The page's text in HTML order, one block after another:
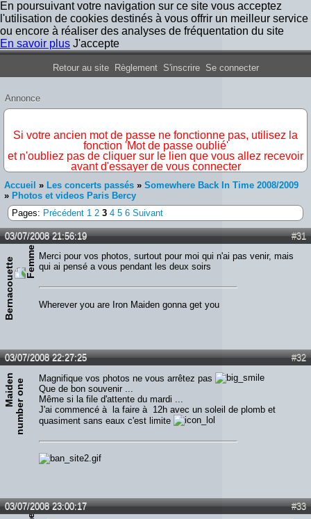
En poursuivant votre navigation sur ce site vous acceptez
l'utilisation de cookies destinés à vous offrir un meilleur service
ou encore à réaliser des analyses de fréquentation du site
En savoir plus J'accepte
Forum Iron Maiden France
Retour au site Règlement S'inscrire Se connecter
Annonce
Si votre ancien mot de passe ne fonctionne pas, utilisez la
fonction 'Mot de passe oublié'
et n'oubliez pas de cliquer sur le lien que vous allez recevoir
avant d'essayer de vous connecter
Accueil » Les concerts passés » Somewhere Back In Time 2008/2009
» Photos et videos Paris Bercy
Pages: Précédent 1 2 3 4 5 6 Suivant
#31
03/07/2008 21:56:19
Bernacouette
Merci pour vos photos, surtout pour moi qui n'ai pas venir, mais
qui ai pensé a vous pendant les deux soirs
Wherever you are Iron Maiden gonna get you
#32
03/07/2008 22:27:25
M
a
i
de
n
n
u
m
b
e
r
o
ne
Magnifique vos photos ne vous arrêtez pas
Que de bon souvenir ...
Même si la file d'attente du mardi ...
J'ai commencé à la faire à 12h avec un soleil de plomb et
quasiment sans eaux c'est limite
#33
03/07/2008 23:00:17